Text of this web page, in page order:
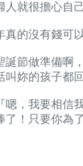
就很擔心自
的沒有錢可
節做準備啊
妳的孩子都
嗯，我要相信
！只要你為